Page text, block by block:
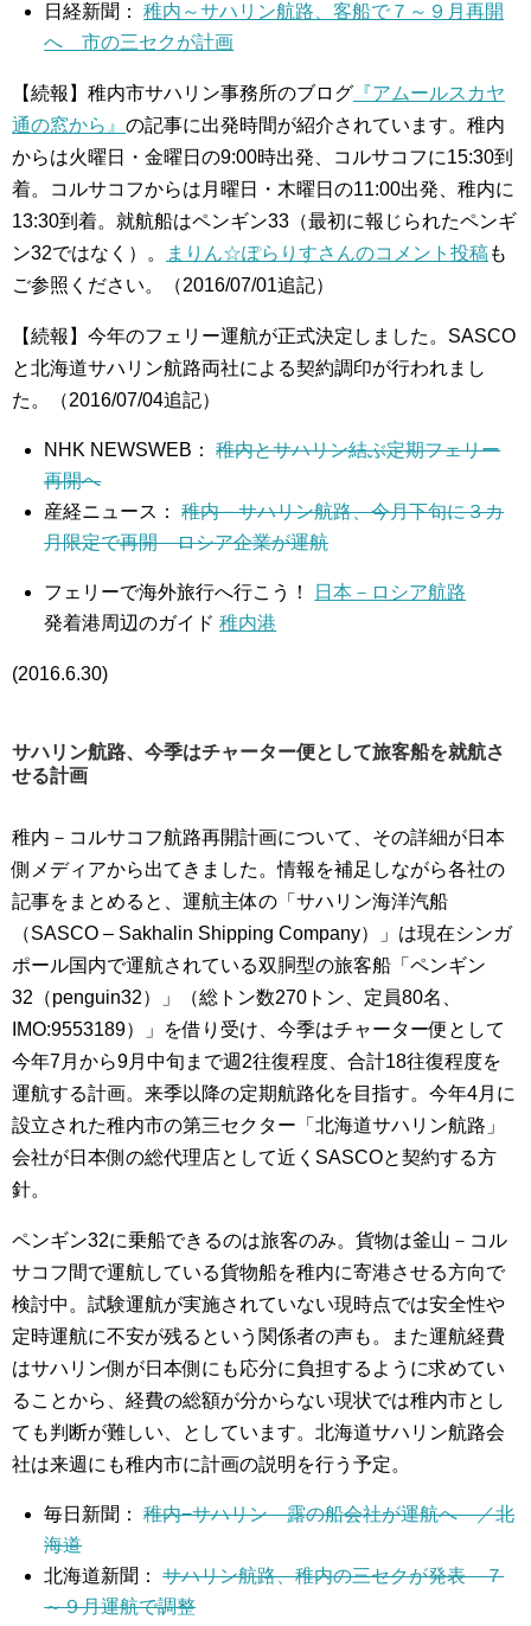
日経新聞：稚内～サハリン航路、客船で７～９月再開
へ 市の三セクが計画
【続報】稚内市サハリン事務所のブログ 『アムールスカヤ
通の窓から』 の記事に出発時間が紹介されています。稚内
からは火曜日・金曜日の9:00時出発、コルサコフに15:30到
着。コルサコフからは月曜日・木曜日の11:00出発、稚内に
13:30到着。就航船はペンギン33（最初に報じられたペンギ
ン32ではなく）。
まりん☆ぽらりすさんのコメント投稿も
ご参照ください。（2016/07/01追記）
【続報】今年のフェリー運航が正式決定しました。SASCO
と北海道サハリン航路両社による契約調印が行われまし
た。（2016/07/04追記）
NHK NEWSWEB：稚内とサハリン結ぶ定期フェリー
再開へ
産経ニュース：稚内－サハリン航路、今月下旬に３カ
月限定で再開 ロシア企業が運航
フェリーで海外旅行へ行こう！
日本－ロシア航路
発着港周辺のガイド稚内港
(2016.6.30)
サハリン航路、今季はチャーター便として旅客船を就航さ
せる計画
稚内－コルサコフ航路再開計画について、その詳細が日本
側メディアから出てきました。情報を補足しながら各社の
記事をまとめると、運航主体の「サハリン海洋汽船
（SASCO – Sakhalin Shipping Company）」は現在シンガ
ポール国内で運航されている双胴型の旅客船「ペンギン
32（penguin32）」（総トン数270トン、定員80名、
IMO:9553189）」を借り受け、今季はチャーター便として
今年7月から9月中旬まで週2往復程度、合計18往復程度を
運航する計画。来季以降の定期航路化を目指す。今年4月に
設立された稚内市の第三セクター「北海道サハリン航路」
会社が日本側の総代理店として近くSASCOと契約する方
針。
ペンギン32に乗船できるのは旅客のみ。貨物は釜山－コル
サコフ間で運航している貨物船を稚内に寄港させる方向で
検討中。試験運航が実施されていない現時点では安全性や
定時運航に不安が残るという関係者の声も。また運航経費
はサハリン側が日本側にも応分に負担するように求めてい
ることから、経費の総額が分からない現状では稚内市とし
ても判断が難しい、としています。北海道サハリン航路会
社は来週にも稚内市に計画の説明を行う予定。
毎日新聞：稚内−サハリン 露の船会社が運航へ ／北
海道
北海道新聞：サハリン航路、稚内の三セクが発表 ７
～９月運航で調整